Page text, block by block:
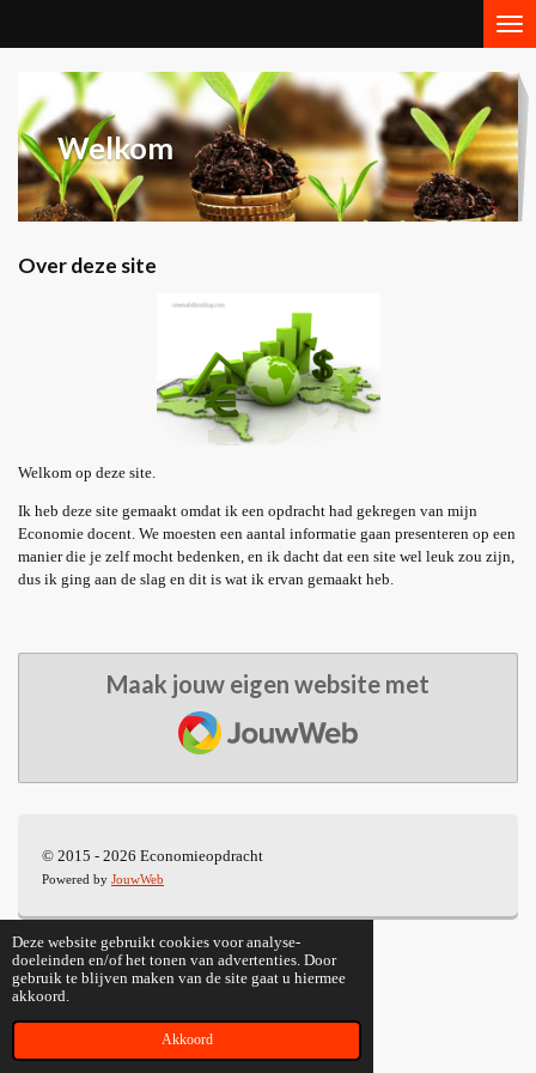
Deze website gebruikt cookies voor analyse-
doeleinden en/of het tonen van advertenties. Door
gebruik te blijven maken van de site gaat u hiermee
akkoord.
Akkoord
direct
hoofdinhoud
Welkom
Over deze site
Welkom op deze site.
Ik heb deze site gemaakt omdat ik een opdracht had gekregen van mijn
Economie docent. We moesten een aantal informatie gaan presenteren op een
manier die je zelf mocht bedenken, en ik dacht dat een site wel leuk zou zijn,
dus ik ging aan de slag en dit is wat ik ervan gemaakt heb.
Maak jouw eigen website met
JouwWeb
© 2015 - 2026 Economieopdracht
Powered by JouwWeb